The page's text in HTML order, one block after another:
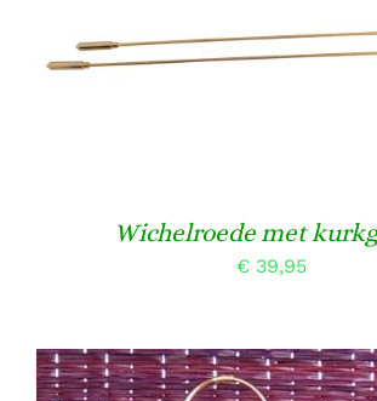
Wichelroede met
€ 39,95